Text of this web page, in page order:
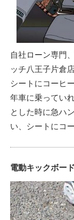
自社ローン専門
ッチ八王子片倉
シートにコーヒ
年車に乗ってい
とした時に急ハ
い、シートにコ
電動キックボー